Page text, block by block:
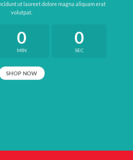
ut laoreet dolore magna aliquam erat
volutpat.
0
MIN
0
SEC
SHOP NOW